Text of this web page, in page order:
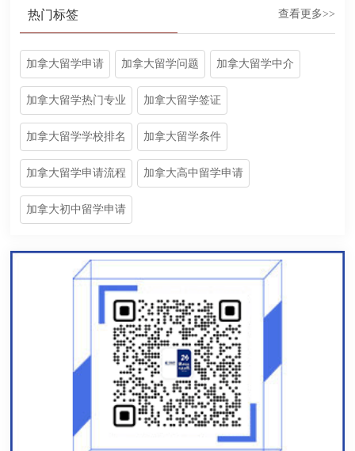
热门标签 查看更多>>
加拿大留学申请 加拿大留学问题 加拿大留学中介
加拿大留学热门专业 加拿大留学签证
加拿大留学学校排名 加拿大留学条件
加拿大留学申请流程 加拿大高中留学申请
加拿大初中留学申请